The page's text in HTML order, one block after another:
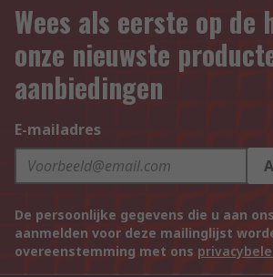
Wees als eerste op de
onze nieuwste
aanbiedingen
E-mailadres
De persoonlijke gegevens die u aan
aanmelden voor deze mailinglijst
overeenstemming met ons